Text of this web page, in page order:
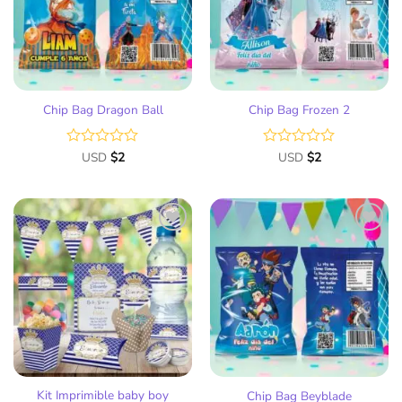
deseos
Chip Bag Dragon Ball
Valorado
de
5
USD $2
deseos
Chip Bag Frozen 2
Valorado
de
5
USD $2
Añadir
a la
lista
de
deseos
Kit Imprimible baby boy
Añadir
a la
lista
de
deseos
Chip Bag Beyblade